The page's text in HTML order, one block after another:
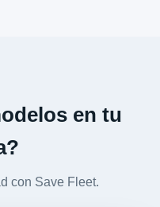
en tu
con Save Fleet.